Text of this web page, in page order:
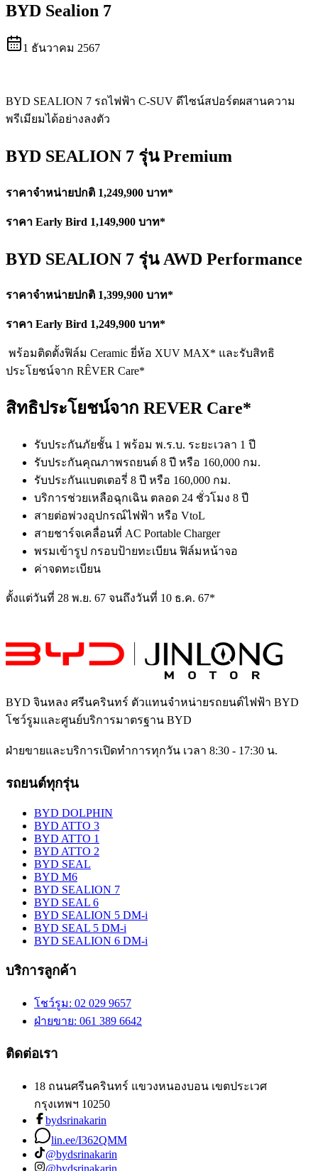
BYD Sealion 7
1 ธันวาคม 2567
BYD SEALION 7 รถไฟฟ้า C-SUV ดีไซน์สปอร์ตผสานความ
พรีเมียมได้อย่างลงตัว
BYD SEALION 7 รุ่น Premium
ราคาจำหน่ายปกติ 1,249,900 บาท*
ราคา Early Bird 1,149,900 บาท*
BYD SEALION 7 รุ่น AWD Performance
ราคาจำหน่ายปกติ 1,399,900 บาท*
ราคา Early Bird 1,249,900 บาท*
พร้อมติดตั้งฟิล์ม Ceramic ยี่ห้อ XUV MAX* และรับสิทธิ
ประโยชน์จาก RÊVER Care*
สิทธิประโยชน์จาก REVER Care*
รับประกันภัยชั้น 1 พร้อม พ.ร.บ. ระยะเวลา 1 ปี
รับประกันคุณภาพรถยนต์ 8 ปี หรือ 160,000 กม.
รับประกันแบตเตอรี่ 8 ปี หรือ 160,000 กม.
บริการช่วยเหลือฉุกเฉิน ตลอด 24 ชั่วโมง 8 ปี
สายต่อพ่วงอุปกรณ์ไฟฟ้า หรือ VtoL
สายชาร์จเคลื่อนที่ AC Portable Charger
พรมเข้ารูป กรอบป้ายทะเบียน ฟิล์มหน้าจอ
ค่าจดทะเบียน
ตั้งแต่วันที่ 28 พ.ย. 67 จนถึงวันที่ 10 ธ.ค. 67*
BYD จินหลง ศรีนครินทร์ ตัวแทนจำหน่ายรถยนต์ไฟฟ้า BYD
โชว์รูมและศูนย์บริการมาตรฐาน BYD
ฝ่ายขายและบริการเปิดทำการทุกวัน เวลา 8:30 - 17:30 น.
รถยนต์ทุกรุ่น
BYD DOLPHIN
BYD ATTO 3
BYD ATTO 1
BYD ATTO 2
BYD SEAL
BYD M6
BYD SEALION 7
BYD SEAL 6
BYD SEALION 5 DM-i
BYD SEAL 5 DM-i
BYD SEALION 6 DM-i
บริการลูกค้า
โชว์รูม: 02 029 9657
ฝ่ายขาย: 061 389 6642
ติดต่อเรา
18 ถนนศรีนครินทร์ แขวงหนองบอน เขตประเวศ
กรุงเทพฯ 10250
bydsrinakarin
lin.ee/I362QMM
@bydsrinakarin
@bydsrinakarin